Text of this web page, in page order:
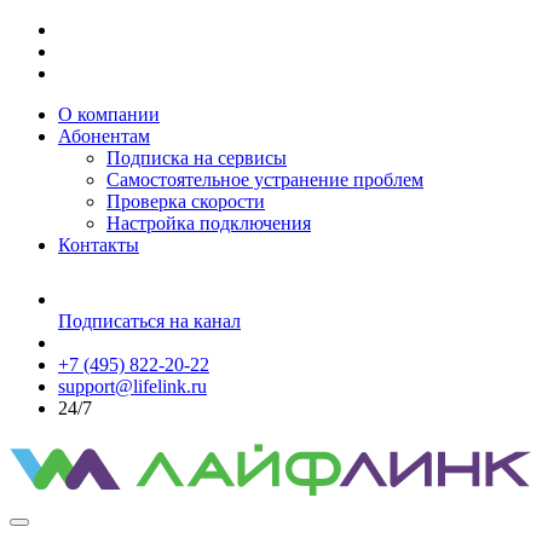
О компании
Абонентам
Подписка на сервисы
Самостоятельное устранение проблем
Проверка скорости
Настройка подключения
Контакты
Подписаться на канал
+7 (495) 822-20-22
support@lifelink.ru
24/7